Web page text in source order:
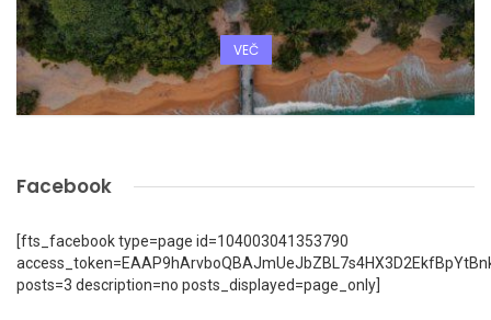
VEČ
Facebook
[fts_facebook type=page id=104003041353790
posts=3 description=no posts_displayed=page_only]